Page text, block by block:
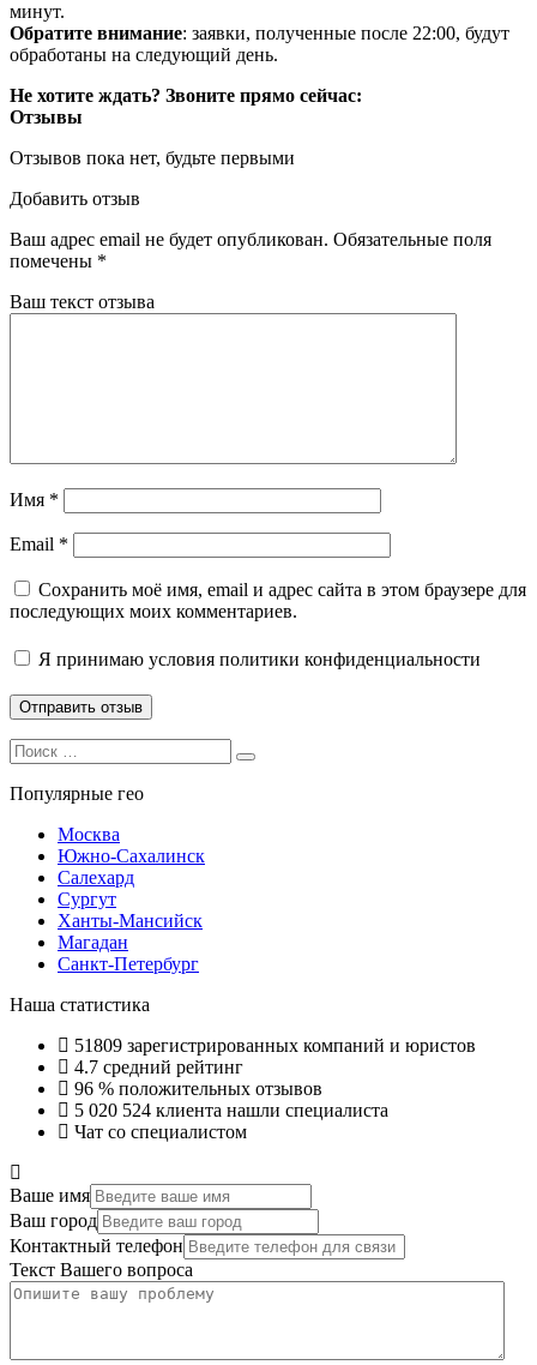
минут.
Обратите внимание: заявки, полученные после 22:00, будут
обработаны на следующий день.
Не хотите ждать? Звоните прямо сейчас:
Отзывы
Отзывов пока нет, будьте первыми
Добавить отзыв
Ваш адрес email не будет опубликован. Обязательные поля
помечены *
Ваш текст отзыва
Имя *
Email *
Сохранить моё имя, email и адрес сайта в этом браузере для
последующих моих комментариев.
Я принимаю условия политики конфиденциальности
Search
for:
Search
Популярные гео
Москва
Южно-Сахалинск
Салехард
Сургут
Ханты-Мансийск
Магадан
Санкт-Петербург
Наша статистика
51809 зарегистрированных компаний и юристов
4.7 средний рейтинг
96 % положительных отзывов
5 020 524 клиента нашли специалиста
Чат со специалистом
Ваше имя
Ваш город
Контактный телефон
Текст Вашего вопроса